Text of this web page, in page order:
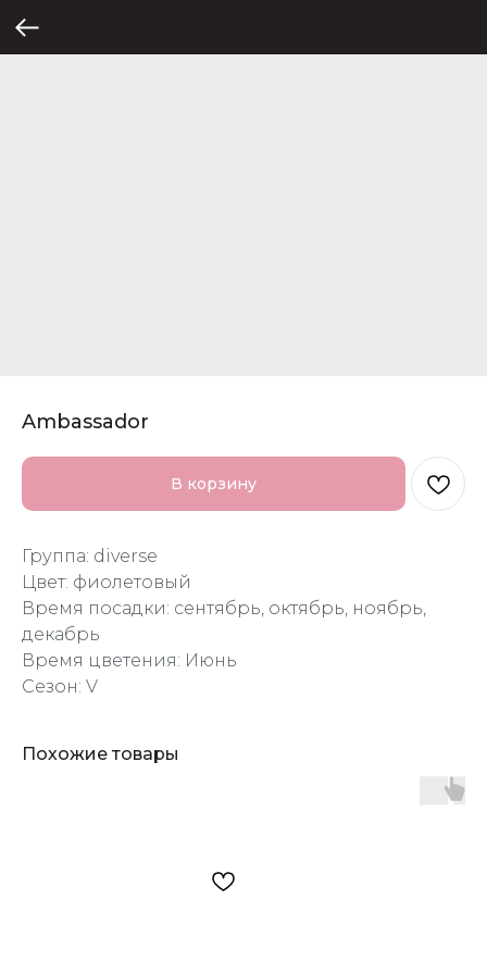
Ambassador
В корзину
Группа: diverse
Цвет: фиолетовый
Время посадки: сентябрь, октябрь, ноябрь,
декабрь
Время цветения: Июнь
Сезон: V
Похожие товары